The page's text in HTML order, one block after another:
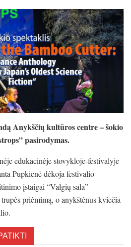
Anykščių kultūros centre – šokio
pasirodymas.
edukacinėje stovykloje-festivalyje
Pupkienė dėkoja festivalio
įstaigai “Valgių sala” –
priėmimą, o anykštėnus kviečia